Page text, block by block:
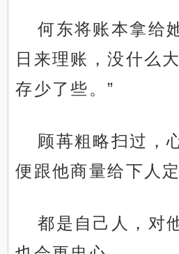
何东将账本拿给
日来理账，没什么
存少了些。”
顾苒粗略扫过，
便跟他商量给下人
都是自己人，对